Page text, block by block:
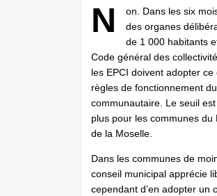
N
on. Dans les six
des organes
de 1 000 habitants
Code général des
les EPCI doivent adopter
règles de fonctionnement
communautaire. Le seuil
plus pour les communes
de la Moselle.
Dans les communes de
conseil municipal apprécie
cependant d’en adopter un